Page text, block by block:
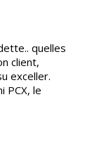
quelles
client,
exceller.
PCX, le